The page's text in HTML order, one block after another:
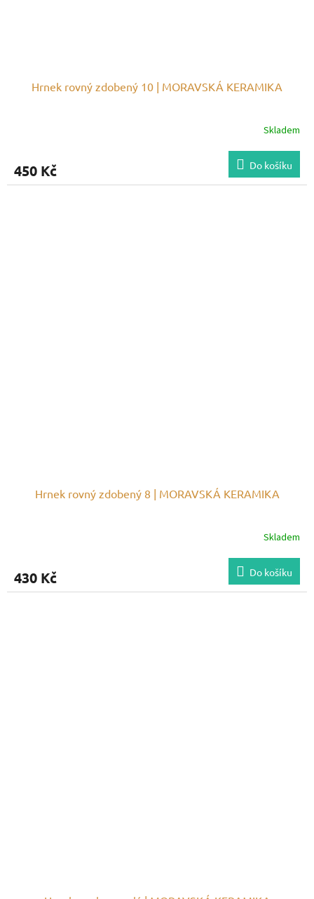
Hrnek rovný zdobený 10 | MORAVSKÁ KERAMIKA
Skladem
450 Kč Do košíku
Hrnek rovný zdobený 8 | MORAVSKÁ KERAMIKA
Skladem
430 Kč Do košíku